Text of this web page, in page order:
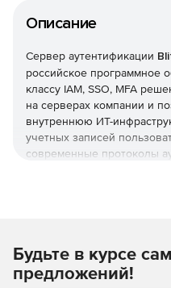
Описание
Сервер аутентификации
российское программное
классу IAM, SSO, MFA
на серверах компании и
внутреннюю ИТ-
учетных записей
современные протоколы
Blitz Identity
Будьте в курсе
предложений!